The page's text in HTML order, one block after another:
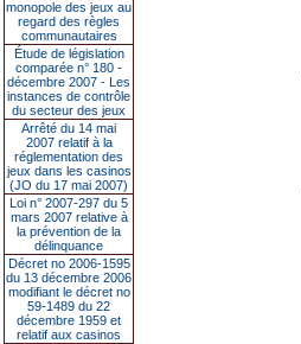
monopole des jeux au
regard des règles
communautaires
Étude de législation
comparée n° 180 -
décembre 2007 - Les
instances de contrôle
du secteur des jeux
Arrêté du 14 mai
2007 relatif à la
réglementation des
jeux dans les casinos
(JO du 17 mai 2007)
Loi n° 2007-297 du 5
mars 2007 relative à
la prévention de la
délinquance
Décret no 2006-1595
du 13 décembre 2006
modifiant le décret no
59-1489 du 22
décembre 1959 et
relatif aux casinos